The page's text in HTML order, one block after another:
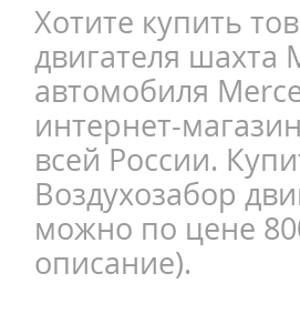
Хотите купить
двигателя шахта
автомобиля
интернет-
всей России.
Воздухозабор
можно по цене
описание).